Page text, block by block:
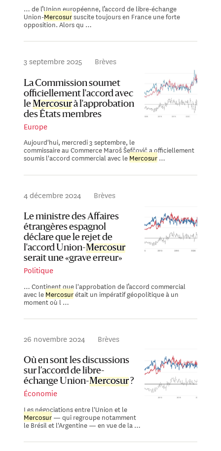
… de l’Union européenne, l’accord de libre-échange
Union-Mercosursuscite toujours en France une forte
opposition. Alors qu …
3 septembre 2025 Brèves
La Commission soumet
officiellement l'accord avec
leMercosurà l'approbation
des États membres
Europe
Aujourd'hui, mercredi 3 septembre, le
commissaire au Commerce Maroš Šefčovič a officiellement
soumis l'accord commercial avec leMercosur…
4 décembre 2024 Brèves
Le ministre des Affaires
étrangères espagnol
déclare que le rejet de
l'accord Union-Mercosur
serait une «grave erreur»
Politique
… Continent que l'approbation de l’accord commercial
avec leMercosurétait un impératif géopolitique à un
moment où l …
26 novembre 2024 Brèves
Où en sont les discussions
sur l’accord de libre-
échange Union-Mercosur?
Économie
Les négociations entre l'Union et le
Mercosur— qui regroupe notamment
le Brésil et l'Argentine — en vue de la …